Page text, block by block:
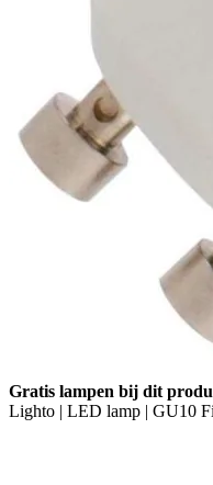
Gratis lampen bij dit
Lighto | LED lamp | GU10